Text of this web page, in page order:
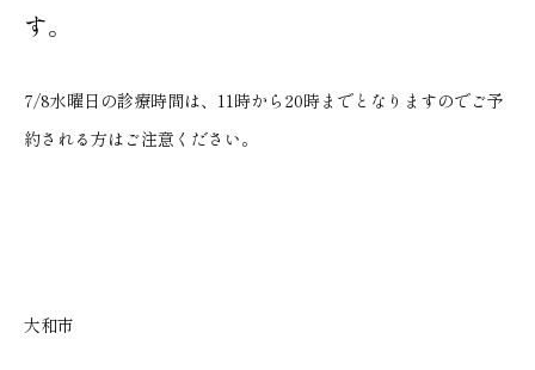
す。
7/8水曜日の診療時間は、11時から20時までとなりますのでご予
約される方はご注意ください。
大和市